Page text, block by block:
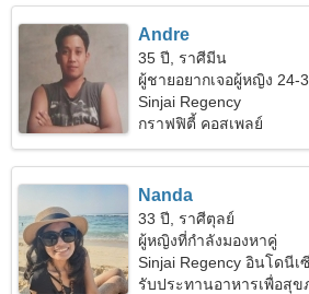
Andre
35 ปี, ราศีมีน
ผู้ชายอยากเจอผู้หญิง 24-
Sinjai Regency
กราฟฟิตี้ คอสเพลย์
Nanda
33 ปี, ราศีตุลย์
ผู้หญิงที่กำลังมองหาคู่
Sinjai Regency อินโดนีเ
รับประทานอาหารเพื่อสุ